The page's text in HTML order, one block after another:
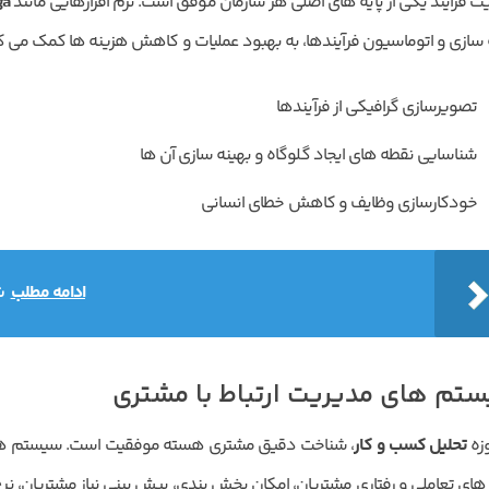
و اتوماسیون فرآیندها، به بهبود عملیات و کاهش هزینه ها کمک می
تصویرسازی گرافیکی از فرآیندها
شناسایی نقطه های ایجاد گلوگاه و بهینه سازی آن ها
خودکارسازی وظایف و کاهش خطای انسانی
ادامه مطلب
های مدیریت ارتباط با مشتری
تحلیل کسب و کار، شناخت دقیق مشتری هسته موفقیت است. سیستم
ارسال کد
تایید کد